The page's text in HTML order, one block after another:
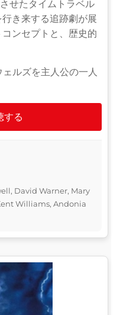
せたタイムトラベル
き来する追跡劇が展
ンセプトと、歴史的
ルズを主人公の一人
する
David Warner, Mary
Williams, Andonia